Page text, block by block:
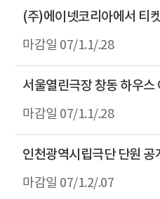
(주)에이넷코리아에서 티
07/1.1/.28
서울열린극장 창동 하우스
07/1.1/.28
인천광역시립극단 단원 공
07/1.2/.07